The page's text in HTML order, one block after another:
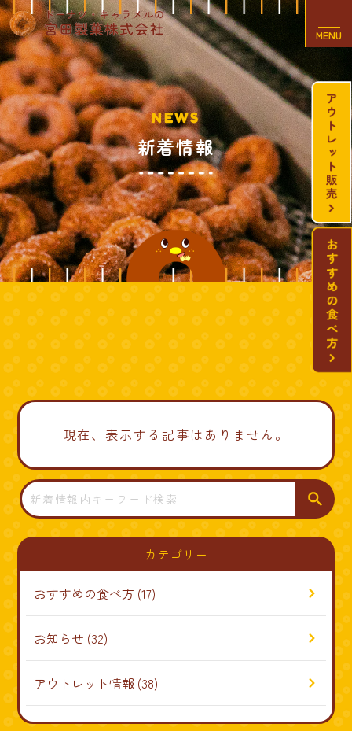
NEWS
新着情報
現在、表示する記事はありません。
検
索
カテゴリー
おすすめの食べ方 (17)
お知らせ (32)
アウトレット情報 (38)
MENU